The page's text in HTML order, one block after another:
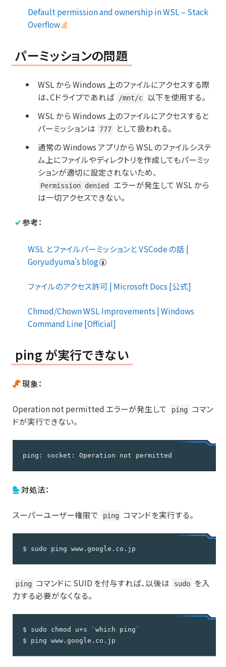
Default permission and ownership in WSL – Stack
Overflow
パーミッションの問題
WSL から Windows 上のファイルにアクセスする際
は、Cドライブであれば
/mnt/c
以下を使用する。
WSL から Windows 上のファイルにアクセスすると
パーミッションは
777
として扱われる。
通常の Windows アプリから WSL のファイルシステ
ム上にファイルやディレクトリを作成してもパーミッ
ションが適切に設定されないため、
Permission denied
エラーが発生して WSL から
は一切アクセスできない。
参考：
WSL とファイルパーミッションと VSCode の話 |
Goryudyuma’s blog
ファイルのアクセス許可 | Microsoft Docs [公式]
Chmod/Chown WSL Improvements | Windows
Command Line [Official]
ping が実行できない
現象：
Operation not permitted エラーが発生して ping コマン
ドが実行できない。
ping: socket: Operation not permitted
対処法：
スーパーユーザー権限で ping コマンドを実行する。
$ sudo ping www.google.co.jp
ping コマンドに SUID を付与すれば、以後は sudo
を入
力する必要がなくなる。
$ sudo chmod u+s `which ping`
$ ping www.google.co.jp